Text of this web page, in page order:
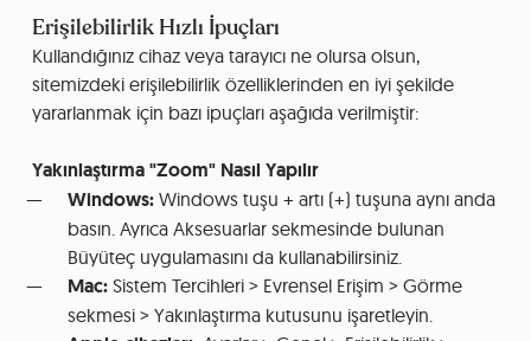
Erişilebilirlik Hızlı İpuçları
Kullandığınız cihaz veya tarayıcı ne olursa olsun,
sitemizdeki erişilebilirlik özelliklerinden en iyi şekilde
yararlanmak için bazı ipuçları aşağıda verilmiştir:
Yakınlaştırma "Zoom" Nasıl Yapılır
Windows:Windows tuşu + artı (+) tuşuna aynı anda
basın. Ayrıca Aksesuarlar sekmesinde bulunan
Büyüteç uygulamasını da kullanabilirsiniz.
Mac:Sistem Tercihleri > Evrensel Erişim > Görme
sekmesi > Yakınlaştırma kutusunu işaretleyin.